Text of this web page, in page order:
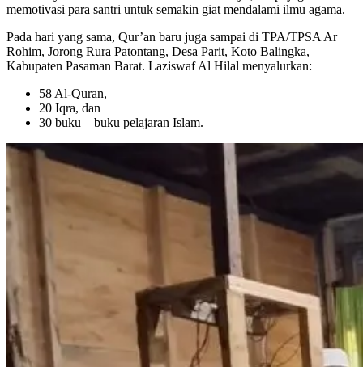
memotivasi para santri untuk semakin giat mendalami ilmu agama.
Pada hari yang sama, Qur’an baru juga sampai di TPA/TPSA Ar
Rohim, Jorong Rura Patontang, Desa Parit, Koto Balingka,
Kabupaten Pasaman Barat. Laziswaf Al Hilal menyalurkan:
58 Al-Quran,
20 Iqra, dan
30 buku – buku pelajaran Islam.